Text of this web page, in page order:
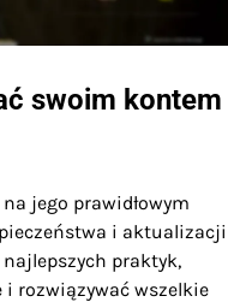
swoim kontem
jego prawidłowym
i aktualizacji
praktyk,
rozwiązywać wszelkie